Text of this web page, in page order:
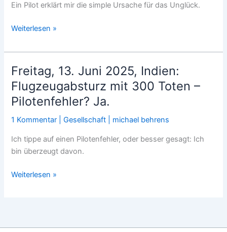
Ein Pilot erklärt mir die simple Ursache für das Unglück.
Dienstag,
August
2025,
Air-
India-
Katastrophe:
Hinweise
verdichten
sich
nicht
Weiterlesen »
Freitag, 13. Juni 2025, Indien:
Flugzeugabsturz mit 300 Toten –
Pilotenfehler? Ja.
1 Kommentar |Gesellschaft michael behrens
Ich tippe auf einen Pilotenfehler, oder besser gesagt: Ich
bin überzeugt davon.
Freitag,
Weiterlesen »